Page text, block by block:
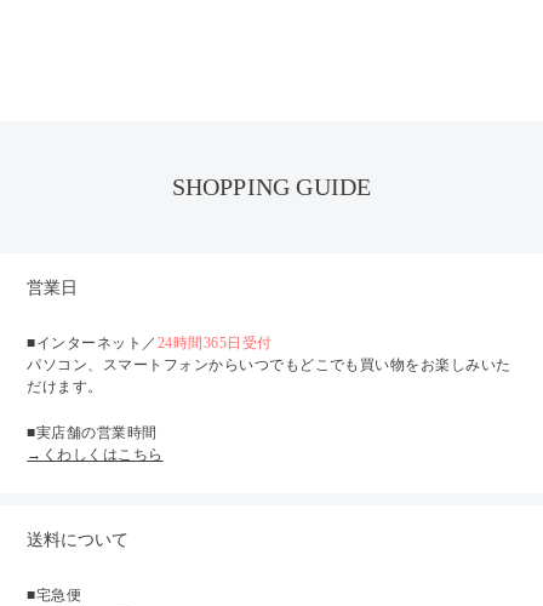
SHOPPING GUIDE
営業日
■インターネット／ 24時間365日受付
パソコン、スマートフォンからいつでもどこでも買い物をお楽しみいた
だけます。
■実店舗の営業時間
→くわしくはこちら
送料について
■宅急便